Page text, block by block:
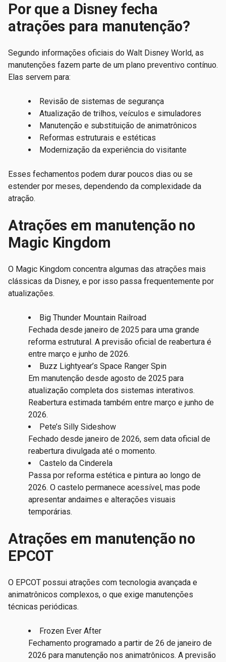
Por que a Disney fecha
atrações para manutenção?
Segundo informações oficiais do Walt Disney World, as
manutenções fazem parte de um plano preventivo contínuo.
Elas servem para:
Revisão de sistemas de segurança
Atualização de trilhos, veículos e simuladores
Manutenção e substituição de animatrônicos
Reformas estruturais e estéticas
Modernização da experiência do visitante
Esses fechamentos podem durar poucos dias ou se
estender por meses, dependendo da complexidade da
atração.
Atrações em manutenção no
Magic Kingdom
O Magic Kingdom concentra algumas das atrações mais
clássicas da Disney, e por isso passa frequentemente por
atualizações.
Big Thunder Mountain Railroad
Fechada desde janeiro de 2025 para uma grande
reforma estrutural. A previsão oficial de reabertura é
entre março e junho de 2026.
Buzz Lightyear’s Space Ranger Spin
Em manutenção desde agosto de 2025 para
atualização completa dos sistemas interativos.
Reabertura estimada também entre março e junho de
2026.
Pete’s Silly Sideshow
Fechado desde janeiro de 2026, sem data oficial de
reabertura divulgada até o momento.
Castelo da Cinderela
Passa por reforma estética e pintura ao longo de
2026. O castelo permanece acessível, mas pode
apresentar andaimes e alterações visuais
temporárias.
Atrações em manutenção no
EPCOT
O EPCOT possui atrações com tecnologia avançada e
animatrônicos complexos, o que exige manutenções
técnicas periódicas.
Frozen Ever After
Fechamento programado a partir de 26 de janeiro de
2026 para manutenção nos animatrônicos. A previsão